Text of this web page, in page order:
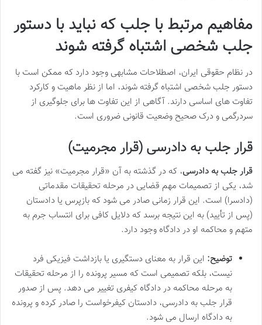
مفاهیم مرتبط با جلب که نباید با دستور
جلب شخصی اشتباه گرفته شوند
در نظام حقوقی ایران، اصطلاحات مشابهی وجود دارد که ممکن است با
دستور جلب شخصی اشتباه گرفته شوند، اما از نظر ماهیت و کارکرد
تفاوت های اساسی دارند. آگاهی از این تفاوت ها برای جلوگیری از
سردرگمی و درک صحیح وضعیت قانونی ضروری است.
قرار جلب به دادرسی (قرار مجرمیت)
قرار جلب به دادرسی، که در گذشته به آن «قرار مجرمیت» نیز گفته می
شد، یکی از تصمیمات مهم قضایی در مرحله تحقیقات مقدماتی
(دادسرا) است. این قرار زمانی صادر می شود که بازپرس یا دادستان
(پس از تأیید) به این نتیجه برسد که دلایل کافی برای انتساب جرم به
متهم و محاکمه او در دادگاه وجود دارد.
توضیح: این قرار به معنای دستگیری یا بازداشت فیزیکی فرد
نیست، بلکه تصمیمی است که مسیر پرونده را از مرحله تحقیقات
به مرحله محاکمه در دادگاه کیفری تغییر می دهد. پس از صدور
قرار جلب به دادرسی، دادستان کیفرخواست را صادر کرده و پرونده
به دادگاه ارسال می شود.